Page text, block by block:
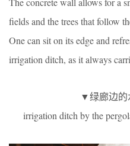
fields and the trees that follow
One can sit on its edge and
irrigation ditch, as it always
▼绿廊边的
irrigation ditch by the